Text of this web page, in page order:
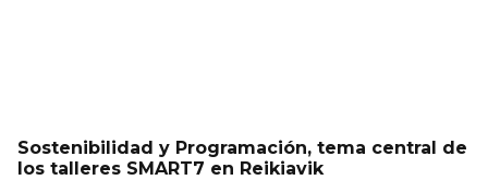
Sostenibilidad y Programación, tema central de
los talleres SMART7 en Reikiavik